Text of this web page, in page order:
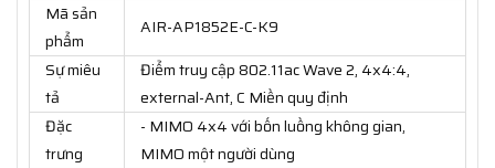
Mã sản
phẩm
AIR-AP1852E-C-K9
Sự miêu
tả
Điểm truy cập 802.11ac Wave 2, 4x4:4,
external-Ant, C Miền quy định
Đặc
trưng
- MIMO 4x4 với bốn luồng không gian,
MIMO một người dùng